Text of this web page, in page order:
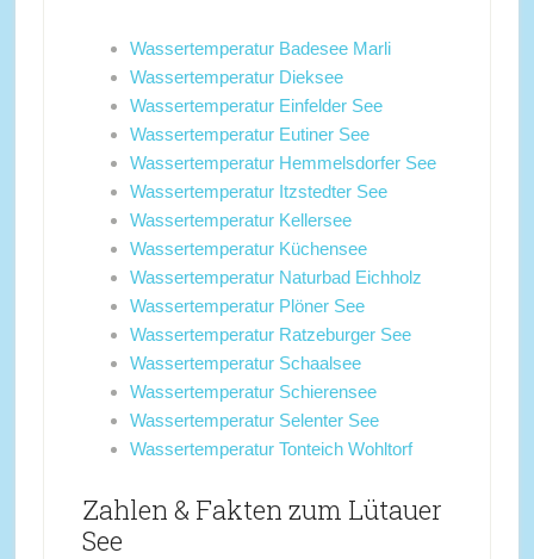
Wassertemperatur Badesee Marli
Wassertemperatur Dieksee
Wassertemperatur Einfelder See
Wassertemperatur Eutiner See
Wassertemperatur Hemmelsdorfer See
Wassertemperatur Itzstedter See
Wassertemperatur Kellersee
Wassertemperatur Küchensee
Wassertemperatur Naturbad Eichholz
Wassertemperatur Plöner See
Wassertemperatur Ratzeburger See
Wassertemperatur Schaalsee
Wassertemperatur Schierensee
Wassertemperatur Selenter See
Wassertemperatur Tonteich Wohltorf
Zahlen & Fakten zum Lütauer
See